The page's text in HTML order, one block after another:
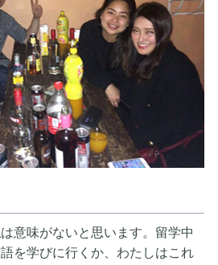
意味がないと思います。留学中
を学びに行くか、わたしはこれ